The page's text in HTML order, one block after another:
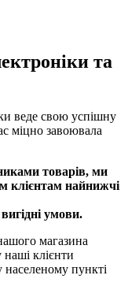
та
веде свою успішну
міцно завоювала
товарів, ми
клієнтам найнижчі
умови.
магазина
клієнти
населеному пункті